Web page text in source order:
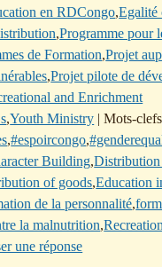
en RDCongo,Egalité
,Programme pour
de Formation,Projet
,Projet pilote de
and Enrichment
,Youth Ministry |Mots-
,#espoircongo,
Building,Distribution
of goods,Education
de la personnalité,
la malnutrition,
une réponse